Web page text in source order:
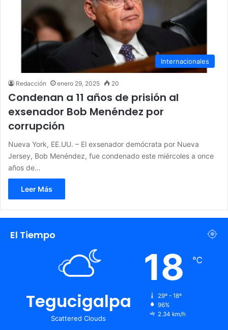
Internacionales
Redacción enero 29, 2025 20
Condenan a 11 años de prisión al
exsenador Bob Menéndez por
corrupción
Nueva York, EE.UU. – El exsenador demócrata por Nueva
Jersey, Bob Menéndez, fue condenado este miércoles a once
años de…
Leer Más
El Tiempo
Tegucigalpa
Scattered Clouds
18 ℃
29º - 18º
96%
2.34 km/h